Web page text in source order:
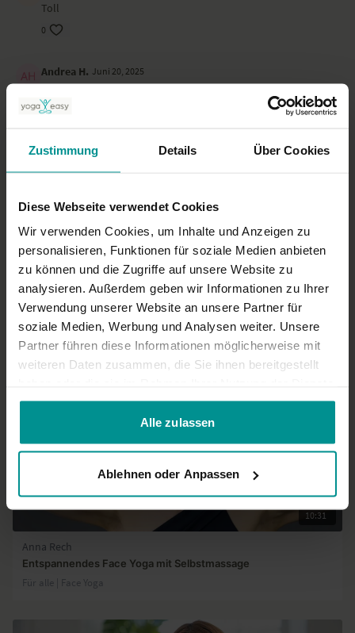
Zustimmung Details Über Cookies
Diese Webseite verwendet Cookies
Wir verwenden Cookies, um Inhalte und Anzeigen zu
personalisieren, Funktionen für soziale Medien anbieten
zu können und die Zugriffe auf unsere Website zu
analysieren. Außerdem geben wir Informationen zu Ihrer
Verwendung unserer Website an unsere Partner für
soziale Medien, Werbung und Analysen weiter. Unsere
Partner führen diese Informationen möglicherweise mit
weiteren Daten zusammen, die Sie ihnen bereitgestellt
gesammelt haben.
Alle zulassen
Ablehnen oder Anpassen
Toll
0
Andrea H. Juni 20, 2025
0
Brigitte G. Juni 17, 2025
Wunderbar entspannend- Annas Stimme und die Musik
0
Mehr laden
Ähnliche Videos
10:31
Anna Rech
Entspannendes Face Yoga mit Selbstmassage
Für alle | Face Yoga